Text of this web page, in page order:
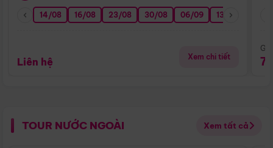
14/08 16/08 23/08 30/08 06/09 13/09
Liên hệ Xem chi tiết
TOUR NƯỚC NGOÀI Xem tất cả
Điểm nổi bật